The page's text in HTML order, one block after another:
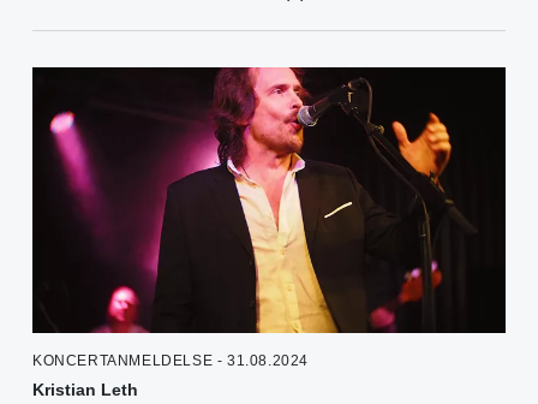
KONCERTANMELDELSE - 31.08.2024
Kristian Leth